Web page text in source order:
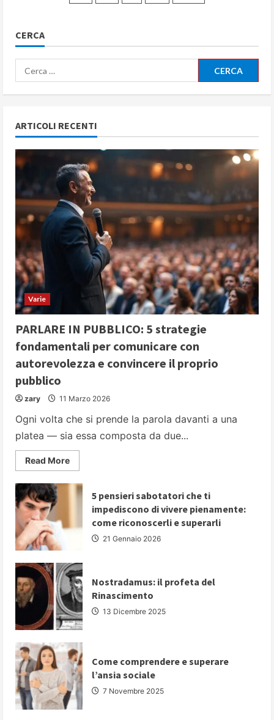
più
articoli
CERCA
Ricerca
per:
ARTICOLI RECENTI
Varie
PARLARE IN PUBBLICO: 5 strategie
fondamentali per comunicare con
autorevolezza e convincere il proprio
pubblico
zary 11 Marzo 2026
Ogni volta che si prende la parola davanti a una
platea — sia essa composta da due...
Read MoreRead
more
PARLARE
IN
PUBBLICO:
strategie
fondamentali
comunicare
autorevolezza
e
convincere
il
proprio
pubblico
5 pensieri sabotatori che ti
impediscono di vivere pienamente:
come riconoscerli e superarli
21 Gennaio 2026
Nostradamus: il profeta del
Rinascimento
13 Dicembre 2025
Come comprendere e superare
l’ansia sociale
7 Novembre 2025